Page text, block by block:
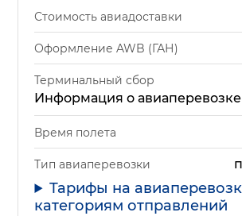
Стоимость авиадоставки
Оформление AWB (ГАН)
Терминальный сбор
Информация о авиаперевозке
Время полета
Тип авиаперевозки
Тарифы на
категориям отправлений